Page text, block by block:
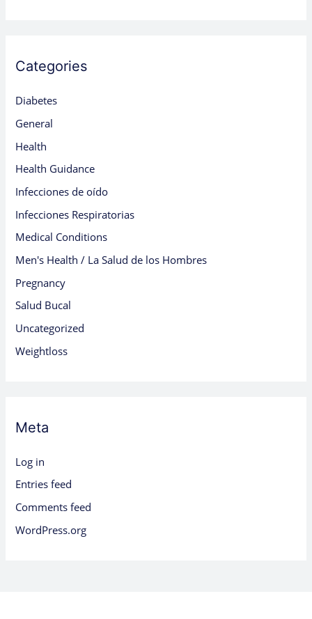
Categories
Diabetes
General
Health
Health Guidance
Infecciones de oído
Infecciones Respiratorias
Medical Conditions
Men's Health / La Salud de los Hombres
Pregnancy
Salud Bucal
Uncategorized
Weightloss
Meta
Log in
Entries feed
Comments feed
WordPress.org